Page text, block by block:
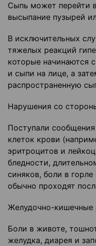
Сыпь может перейти
высыпание пузырей
В исключительных
тяжелых реакций
которые начинаются
и сыпи на лице, а
распространенную
Нарушения со
Поступали
клеток крови
эритроцитов и
бледности,
синяков, боли в
обычно проходят
Желудочно-кишечные
Боли в животе,
желудка, диарея и